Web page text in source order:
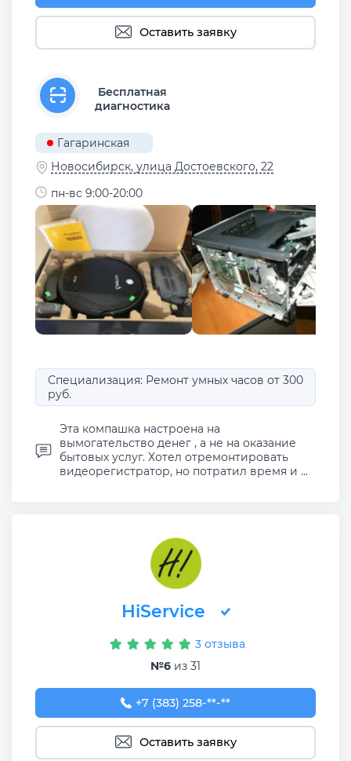
Оставить заявку
Бесплатная
диагностика
Гагаринская
Новосибирск, улица Достоевского, 22
пн-вс 9:00-20:00
Специализация: Ремонт умных часов от 300
руб.
Эта компашка настроена на
вымогательство денег , а не на оказание
бытовых услуг. Хотел отремонтировать
видеорегистратор, но потратил время и ...
HiService
3 отзыва
№6 из 31
+7 (383) 258-36-77
+7 (383) 258-**-**
Оставить заявку